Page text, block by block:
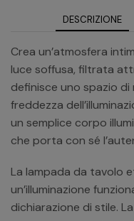
DESCRIZIONE
Crea un’atmosfera
luce soffusa, filtrata
definisce uno spazio
freddezza
un semplice corpo
che porta con sé
La lampada da tavolo
un’illuminazione
dichiarazione di stile.